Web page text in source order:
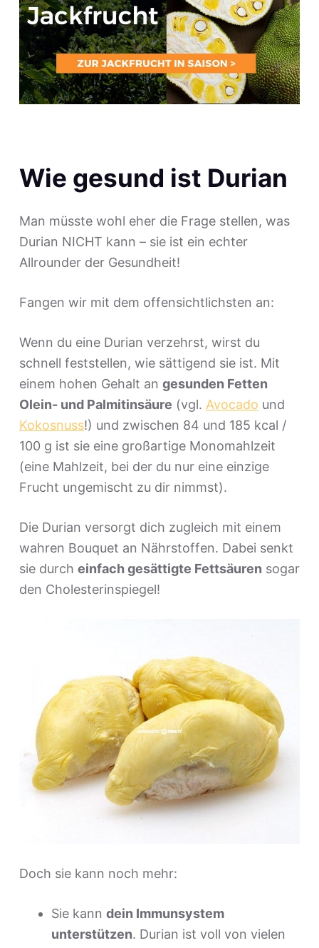
Wie gesund ist Durian
Man müsste wohl eher die Frage stellen, was
Durian NICHT kann – sie ist ein echter
Allrounder der Gesundheit!
Fangen wir mit dem offensichtlichsten an:
Wenn du eine Durian verzehrst, wirst du
schnell feststellen, wie sättigend sie ist. Mit
einem hohen Gehalt an gesunden Fetten
Olein- und Palmitinsäure (vgl. Avocado und
Kokosnuss!) und zwischen 84 und 185 kcal /
100 g ist sie eine großartige Monomahlzeit
(eine Mahlzeit, bei der du nur eine einzige
Frucht ungemischt zu dir nimmst).
Die Durian versorgt dich zugleich mit einem
wahren Bouquet an Nährstoffen. Dabei senkt
sie durch einfach gesättigte Fettsäuren sogar
den Cholesterinspiegel!
Doch sie kann noch mehr:
Sie kann dein Immunsystem
unterstützen. Durian ist voll von vielen